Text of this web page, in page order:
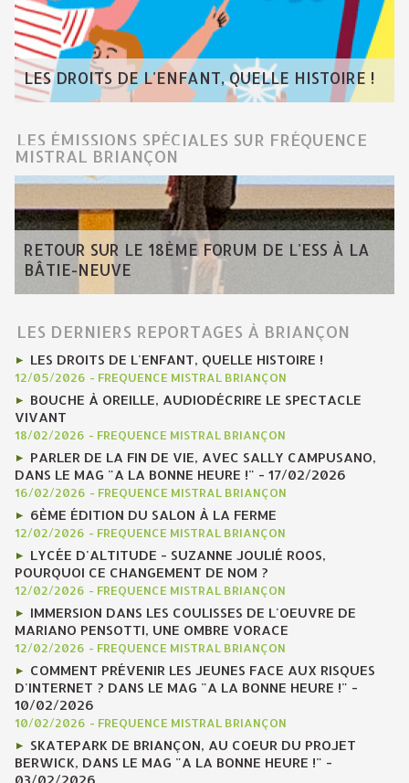
LES DROITS DE L'ENFANT, QUELLE HISTOIRE !
LES ÉMISSIONS SPÉCIALES SUR FRÉQUENCE
MISTRAL BRIANÇON
RETOUR SUR LE 18ÈME FORUM DE L'ESS À LA
BÂTIE-NEUVE
LES DERNIERS REPORTAGES À BRIANÇON
LES DROITS DE L'ENFANT, QUELLE HISTOIRE !
12/05/2026 - FREQUENCE MISTRAL BRIANÇON
BOUCHE À OREILLE, AUDIODÉCRIRE LE SPECTACLE
VIVANT
18/02/2026 - FREQUENCE MISTRAL BRIANÇON
PARLER DE LA FIN DE VIE, AVEC SALLY CAMPUSANO,
DANS LE MAG "A LA BONNE HEURE !" - 17/02/2026
16/02/2026 - FREQUENCE MISTRAL BRIANÇON
6ÈME ÉDITION DU SALON À LA FERME
12/02/2026 - FREQUENCE MISTRAL BRIANÇON
LYCÉE D'ALTITUDE - SUZANNE JOULIÉ ROOS,
POURQUOI CE CHANGEMENT DE NOM ?
12/02/2026 - FREQUENCE MISTRAL BRIANÇON
IMMERSION DANS LES COULISSES DE L'OEUVRE DE
MARIANO PENSOTTI, UNE OMBRE VORACE
12/02/2026 - FREQUENCE MISTRAL BRIANÇON
COMMENT PRÉVENIR LES JEUNES FACE AUX RISQUES
D'INTERNET ? DANS LE MAG "A LA BONNE HEURE !" -
10/02/2026
10/02/2026 - FREQUENCE MISTRAL BRIANÇON
SKATEPARK DE BRIANÇON, AU COEUR DU PROJET
BERWICK, DANS LE MAG "A LA BONNE HEURE !" -